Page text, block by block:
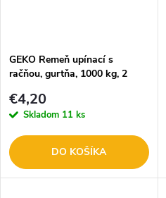
GEKO Remeň upínací s
račňou, gurtňa, 1000 kg, 2
€4,20
Skladom 11 ks
DO KOŠÍKA